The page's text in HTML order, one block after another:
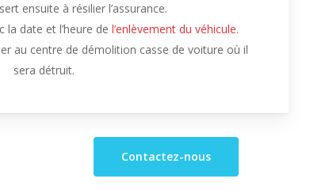
ensuite à résilier l’assurance.
la date et l’heure de l’enlèvement du véhicule.
au centre de démolition casse de voiture où il
sera détruit.
Contactez-nous